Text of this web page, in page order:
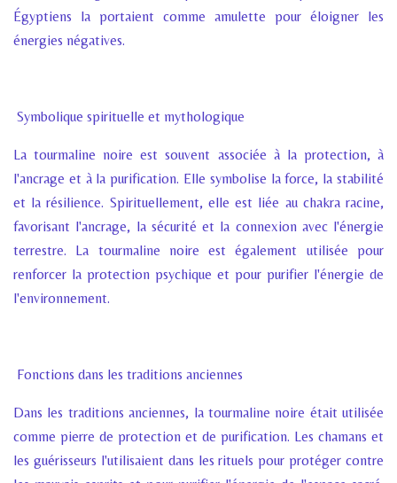
Égyptiens la portaient comme amulette pour éloigner les
énergies négatives.
Symbolique spirituelle et mythologique
La tourmaline noire est souvent associée à la protection, à
l'ancrage et à la purification. Elle symbolise la force, la stabilité
et la résilience. Spirituellement, elle est liée au chakra racine,
favorisant l'ancrage, la sécurité et la connexion avec l'énergie
terrestre. La tourmaline noire est également utilisée pour
renforcer la protection psychique et pour purifier l'énergie de
l'environnement.
Fonctions dans les traditions anciennes
Dans les traditions anciennes, la tourmaline noire était utilisée
comme pierre de protection et de purification. Les chamans et
les guérisseurs l'utilisaient dans les rituels pour protéger contre